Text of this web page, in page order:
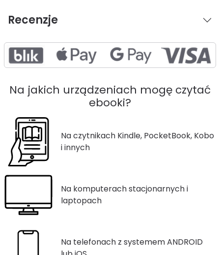
Recenzje
Na jakich urządzeniach mogę czytać
ebooki?
Na czytnikach Kindle, PocketBook, Kobo
i innych
Na komputerach stacjonarnych i
laptopach
Na telefonach z systemem ANDROID